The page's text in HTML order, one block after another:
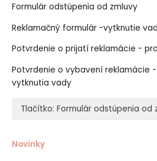
Formulár odstúpenia od zmluvy
Reklamačný formulár -vytknutie
Potvrdenie o prijatí reklamácie -
Potvrdenie o vybavení reklamácie
vytknutia vady
Tlačítko: Formulár odstúpenia od
Novinky